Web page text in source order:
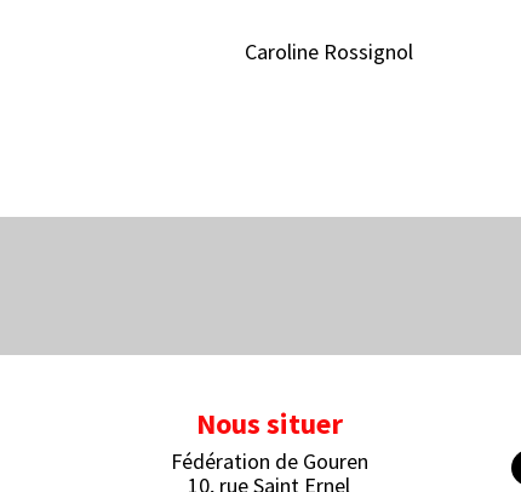
Caroline Rossignol
Nous situer
Fédération de Gouren
10, rue Saint Ernel